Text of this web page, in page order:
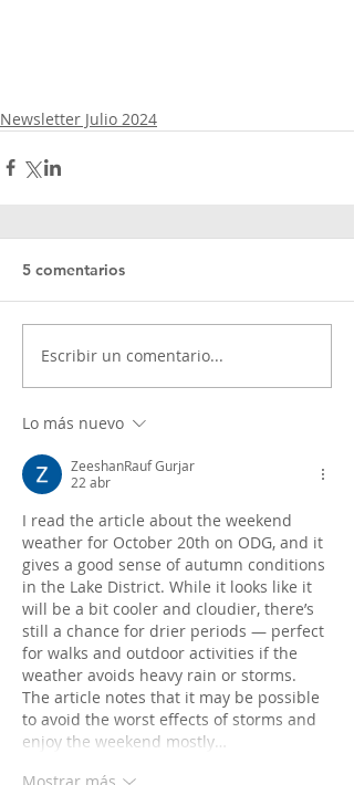
Newsletter Julio 2024
5 comentarios
Escribir un comentario...
Lo más nuevo
ZeeshanRauf Gurjar
22 abr
I read the article about the weekend
weather for October 20th on ODG, and it
gives a good sense of autumn conditions
in the Lake District. While it looks like it
will be a bit cooler and cloudier, there’s
still a chance for drier periods — perfect
for walks and outdoor activities if the
weather avoids heavy rain or storms.
The article notes that it may be possible
to avoid the worst effects of storms and
enjoy the weekend mostly…